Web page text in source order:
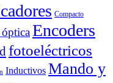
Compacto
Encoders
fotoeléctricos
Inductivos Mando y